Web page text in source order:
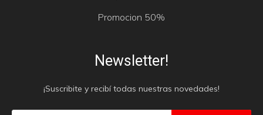
Promocion 50%
Newsletter!
¡Suscribite y recibí todas nuestras novedades!